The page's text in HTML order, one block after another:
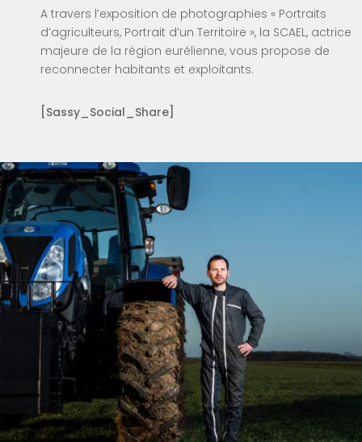
A travers l’exposition de photographies « Portraits
d’agriculteurs, Portrait d’un Territoire », la SCAEL, actrice
majeure de la région eurélienne, vous propose de
reconnecter habitants et exploitants.
[Sassy_Social_Share]